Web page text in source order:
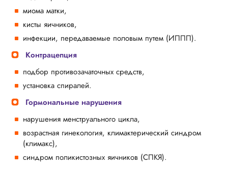
миома матки,
кисты яичников,
инфекции, передаваемые половым путем (ИППП).
Контрацепция
подбор противозачаточных средств,
установка спиралей.
Гормональные нарушения
нарушения менструального цикла,
возрастная гинекология, климактерический синдром
(климакс),
синдром поликистозных яичников (СПКЯ).